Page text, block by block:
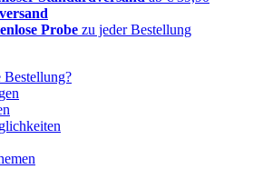
Probe zu jeder Bestellung
Bestellung?